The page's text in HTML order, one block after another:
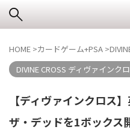
HOME >カードゲーム+PSA >
DIVINE CROSS ディヴァインク
【ディヴァインクロス
ザ・デッドを1ボックス